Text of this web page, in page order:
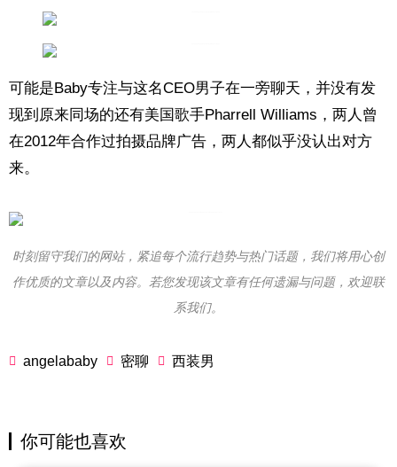
可能是Baby专注与这名CEO男子在一旁聊天，并没有发
现到原来同场的还有美国歌手Pharrell Williams，两人曾
在2012年合作过拍摄品牌广告，两人都似乎没认出对方
来。
时刻留守我们的网站，紧追每个流行趋势与热门话题，我们将用心创
作优质的文章以及内容。若您发现该文章有任何遗漏与问题，欢迎联
系我们。
angelababy 密聊 西装男
你可能也喜欢